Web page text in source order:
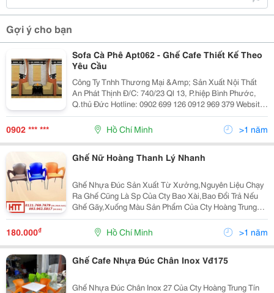
Gợi ý cho bạn
Sofa Cà Phê Apt062 - Ghế Cafe Thiết Kế Theo
Yêu Cầu
Công Ty Tnhh Thương Mại &Amp; Sản Xuất Nội Thất
An Phát Thịnh Đ/C: 740/23 Ql 13, P.hiệp Bình Phước,
Q.thủ Đức Hotline: 0902 699 126 0912 969 379 Website:
Http://Anphatthinhfurniture.com -----------
0902 *** *** Hồ Chí Minh >1 năm
Ghế Nữ Hoàng Thanh Lý Nhanh
Ghế Nhựa Đúc Sản Xuất Từ Xưởng,Nguyên Liệu Chạy
Ra Ghế Cũng Là Sp Của Cty Bao Xài,Bao Đổi Trả Nếu
Ghế Gãy,Xuống Màu Sản Phẩm Của Cty Hoàng Trung
Tín Đc: 247/2 Đường Hiệp Thành 39,P.hiệp
Thành,Q12(Đg Nguyễn Thị Búp,Gần Bệnh Viện Q12)
180.000₫ Hồ Chí Minh >1 năm
Ghế Cafe Nhựa Đúc Chân Inox Vđ175
Ghế Nhựa Đúc Chân Inox 27 Của Cty Hoàng Trung Tín